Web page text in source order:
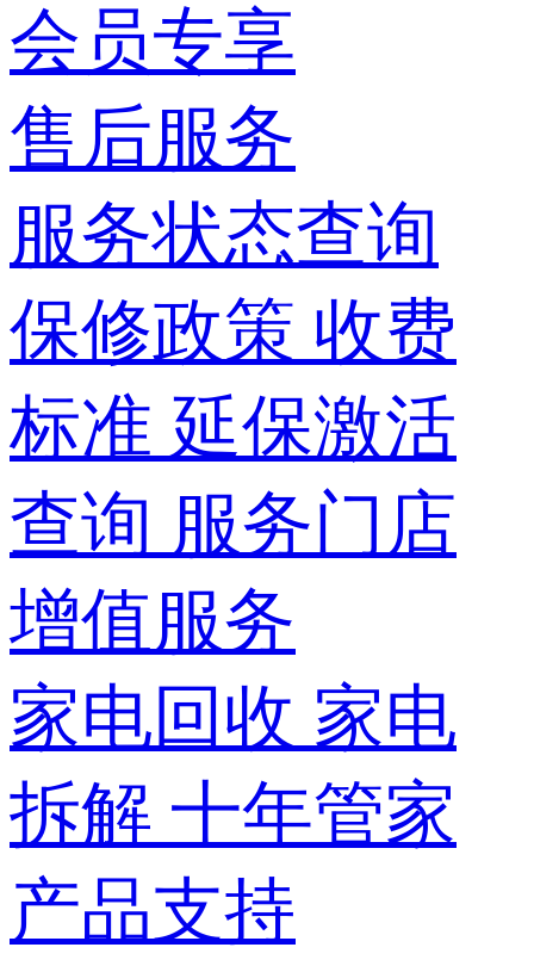
会员专享
售后服务
服务状态查询
保修政策 收费
标准 延保激活
查询 服务门店
增值服务
家电回收 家电
拆解 十年管家
产品支持